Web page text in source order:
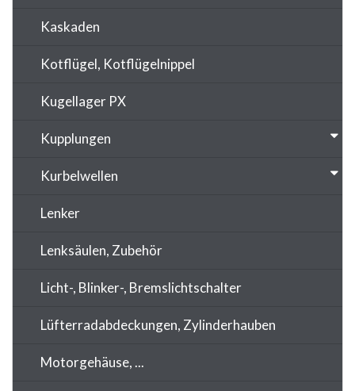
Kaskaden
Kotflügel, Kotflügelnippel
Kugellager PX
Kupplungen
Kurbelwellen
Lenker
Lenksäulen, Zubehör
Licht-, Blinker-, Bremslichtschalter
Lüfterradabdeckungen, Zylinderhauben
Motorgehäuse, ...